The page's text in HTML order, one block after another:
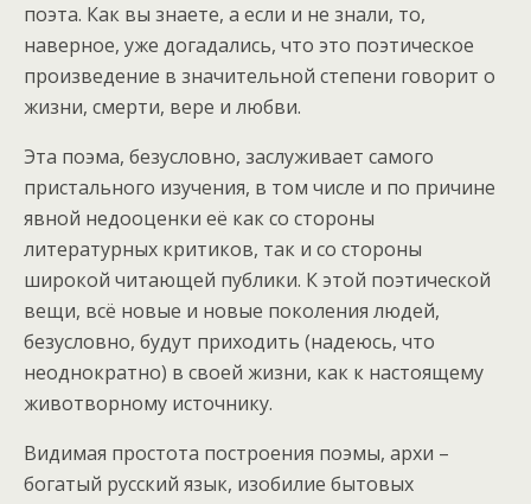
поэта. Как вы знаете, а если и не знали, то,
наверное, уже догадались, что это поэтическое
произведение в значительной степени говорит о
жизни, смерти, вере и любви.
Эта поэма, безусловно, заслуживает самого
пристального изучения, в том числе и по причине
явной недооценки её как со стороны
литературных критиков, так и со стороны
широкой читающей публики. К этой поэтической
вещи, всё новые и новые поколения людей,
безусловно, будут приходить (надеюсь, что
неоднократно) в своей жизни, как к настоящему
животворному источнику.
Видимая простота построения поэмы, архи –
богатый русский язык, изобилие бытовых